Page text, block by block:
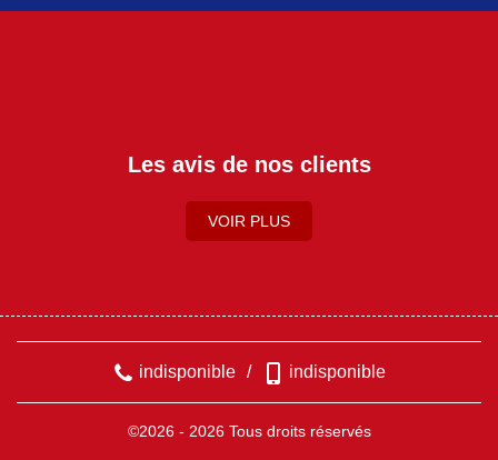
Les avis de nos clients
VOIR PLUS
indisponible / indisponible
©2026 - 2026 Tous droits réservés